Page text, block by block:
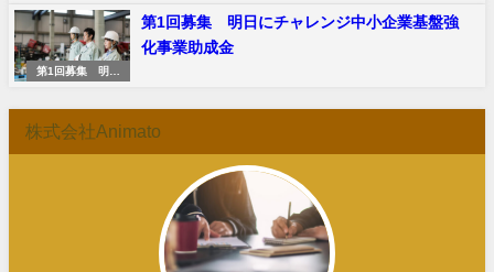
第1回募集 明日
第1回募集 明日にチャレンジ中小企業基盤強
化事業助成金
株式会社Animato